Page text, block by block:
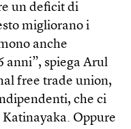
un deficit di
migliorano i
anche
anni”, spiega Arul
free trade union,
che ci
Oppure